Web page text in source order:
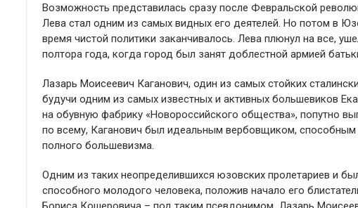
Возможность представилась сразу после Февральской
Лева стал одним из самых видных его деятелей. Но потом в
время чистой политики заканчивалось. Лева плюнул на все,
полтора года, когда город был занят доблестной армией
Лазарь Моисеевич Каганович, один из самых стойких
будучи одним из самых известных и активных большевиков
на обувную фабрику «Новороссийского общества», попутно
по всему, Каганович был идеальным вербовщиком,
полного большевизма.
Одним из таких неопределившихся юзовских пролетариев и
способного молодого человека, положив начало его